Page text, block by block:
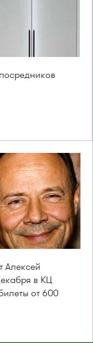
Алексей
в КЦ
от 600